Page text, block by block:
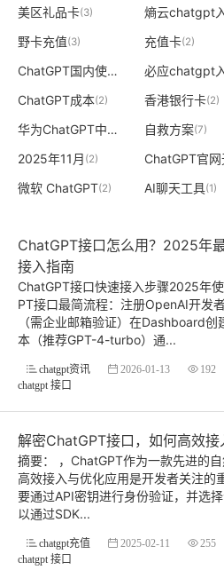
美区礼品卡(3)
野卡充值(3) 充值卡(2)
ChatGPT国内使用
ChatGPT成本(2) 香港银行卡(2)
华为ChatGPT中文版免费官网 (2)
自救方案(7)
2025年11月 (2)
微软 ChatGPT(2) AI聊天工具(1)
ChatGPT接口怎么用？2025年
接入指南
ChatGPT接口快速接入步骤2025年
PT接口最简流程：注册OpenAI开发
（需企业邮箱验证）在Dashboard
本（推荐GPT-4-turbo）通...
chatgpt资讯 2026-01-13 192
chatgpt 接口
解密ChatGPT接口，如何高效接
摘要： ，ChatGPT作为一款先进的
高效接入与优化应用是开发者关注的
要通过API密钥进行身份验证，并选
以通过SDK...
chatgpt充值 2025-02-11 255
chatgpt 接口